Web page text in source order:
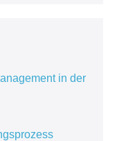
in der